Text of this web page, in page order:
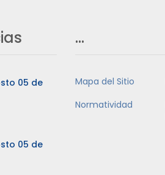
05 de
05 de
…
Mapa del Sitio
Normatividad